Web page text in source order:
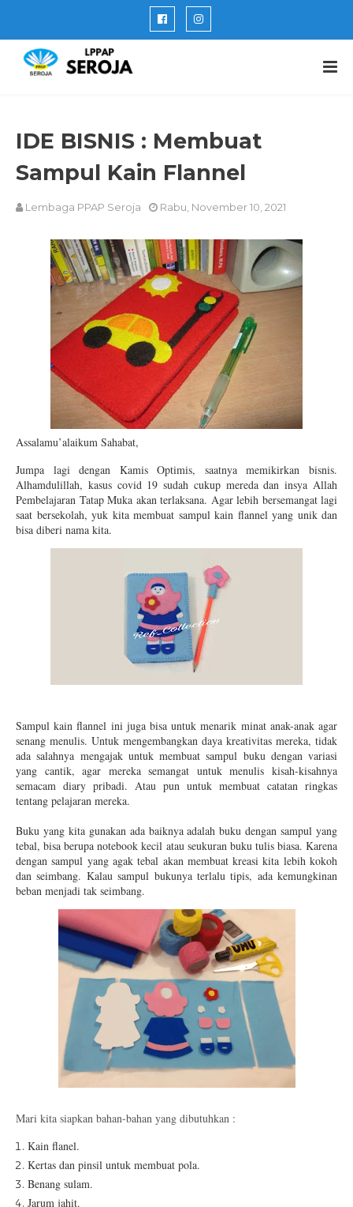
IDE BISNIS : Membuat
Sampul Kain Flannel
Lembaga PPAP Seroja Rabu, November 10, 2021
Assalamu’alaikum Sahabat,
Jumpa lagi dengan Kamis Optimis, saatnya memikirkan bisnis.
Alhamdulillah, kasus covid 19 sudah cukup mereda dan insya Allah
Pembelajaran Tatap Muka akan terlaksana. Agar lebih bersemangat lagi
saat bersekolah, yuk kita membuat sampul kain flannel yang unik dan
bisa diberi nama kita.
Sampul kain flannel ini juga bisauntuk menarik minat anak-anak agar
senang menulis. Untuk mengembangkan daya kreativitas mereka, tidak
ada salahnya mengajak untuk membuat sampul buku dengan variasi
yang cantik, agar mereka semangat untuk menulis kisah-kisahnya
semacam diary pribadi. Atau pun untuk membuat catatan ringkas
tentang pelajaran mereka.
Buku yang kita gunakan ada baiknya adalah buku dengan sampul yang
tebal, bisa berupa notebook kecil atau seukuran buku tulis biasa. Karena
dengan sampul yang agak tebal akan membuat kreasi kita lebih kokoh
dan seimbang. Kalau sampul bukunya terlalu tipis, ada kemungkinan
beban menjadi tak seimbang.
Mari kita siapkan bahan-bahan yang dibutuhkan :
Kain flanel.
Kertas dan pinsil untuk membuat pola.
Benang sulam.
Jarum jahit.